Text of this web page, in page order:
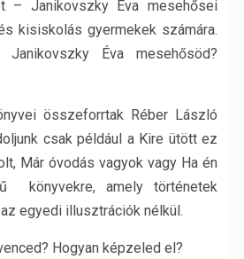
– Janikovszky Éva mesehősei
kisiskolás gyermekek számára.
Éva mesehősöd?
összeforrtak Réber László
csak például a Kire ütött ez
Már óvodás vagyok vagy Ha én
könyvekre, amely történetek
egyedi illusztrációk nélkül.
Hogyan képzeled el?